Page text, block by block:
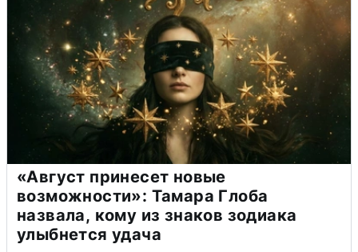
«Август принесет новые
возможности»: Тамара Глоба
назвала, кому из знаков зодиака
улыбнется удача